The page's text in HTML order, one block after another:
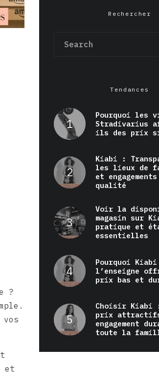
?
vos
et
Rechercher
Tendances
Pourquoi les
Stradivarius
ils des prix
Kiabi :
les lieux de
et
qualité
Voir la
magasin sur
pratique et
essentielles
Pourquoi
l’enseigne
prix bas et
Choisir Kiabi :
prix
engagement
toute la